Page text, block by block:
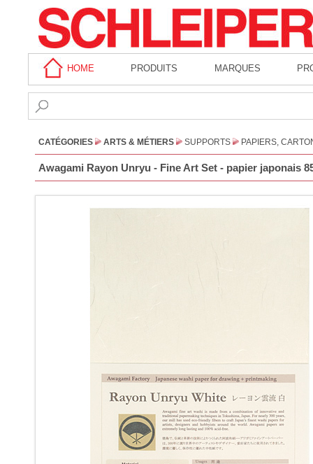
HOME PRODUITS MARQUES
CATÉGORIES ARTS & MÉTIERS SUPPORTS PAPIERS,
Awagami Rayon Unryu - Fine Art Set - papier japonais